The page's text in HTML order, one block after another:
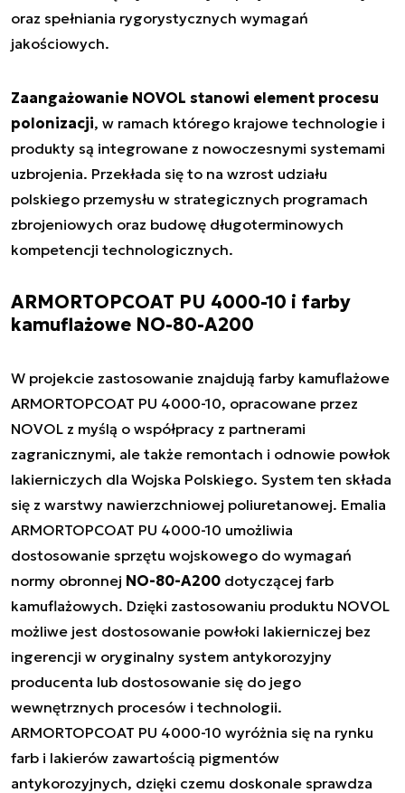
oraz spełniania rygorystycznych wymagań
jakościowych.
Zaangażowanie NOVOL stanowi element procesu
polonizacji, w ramach którego krajowe technologie i
produkty są integrowane z nowoczesnymi systemami
uzbrojenia. Przekłada się to na wzrost udziału
polskiego przemysłu w strategicznych programach
zbrojeniowych oraz budowę długoterminowych
kompetencji technologicznych.
ARMORTOPCOAT PU 4000-10 i farby
kamuflażowe NO-80-A200
W projekcie zastosowanie znajdują farby kamuflażowe
ARMORTOPCOAT PU 4000-10, opracowane przez
NOVOL z myślą o współpracy z partnerami
zagranicznymi, ale także remontach i odnowie powłok
lakierniczych dla Wojska Polskiego. System ten składa
się z warstwy nawierzchniowej poliuretanowej. Emalia
ARMORTOPCOAT PU 4000-10 umożliwia
dostosowanie sprzętu wojskowego do wymagań
normy obronnej NO-80-A200 dotyczącej farb
kamuflażowych. Dzięki zastosowaniu produktu NOVOL
możliwe jest dostosowanie powłoki lakierniczej bez
ingerencji w oryginalny system antykorozyjny
producenta lub dostosowanie się do jego
wewnętrznych procesów i technologii.
ARMORTOPCOAT PU 4000-10 wyróżnia się na rynku
farb i lakierów zawartością pigmentów
antykorozyjnych, dzięki czemu doskonale sprawdza